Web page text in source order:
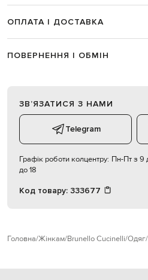
ОПЛАТА І ДОСТАВКА
ПОВЕРНЕННЯ І ОБМІН
ЗВʼЯЗАТИСЯ З НАМИ
Telegram
Графік роботи колцентру: Пн-Пт з 9
до 18
Код товару: 333677
Головна Жінкам Brunello Cucinelli Одяг